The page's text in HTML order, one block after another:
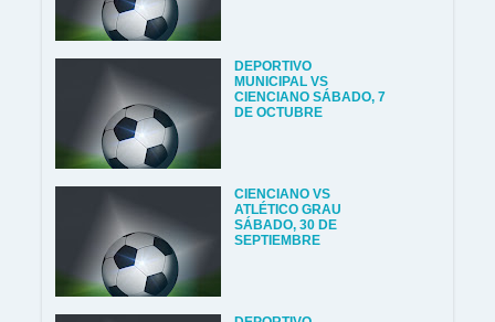
DEPORTIVO
MUNICIPAL VS
CIENCIANO SÁBADO, 7
DE OCTUBRE
CIENCIANO VS
ATLÉTICO GRAU
SÁBADO, 30 DE
SEPTIEMBRE